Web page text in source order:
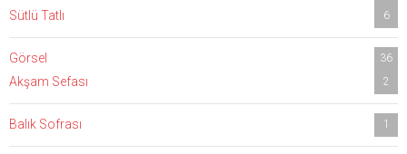
Sütlü Tatlı 6
Görsel 36
Akşam Sefası 2
Balık Sofrası 1